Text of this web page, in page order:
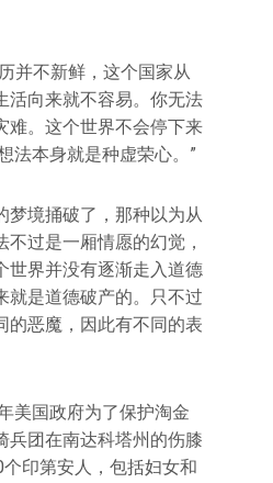
并不新鲜，这个国家从
活向来就不容易。你无法
难。这个世界不会停下来
法本身就是种虚荣心。”
梦境捅破了，那种以为从
过是一厢情愿的幻觉，
世界并没有逐渐走入道德
就是道德破产的。只不过
的恶魔，因此有不同的表
美国政府为了保护淘金
兵团在南达科塔州的伤膝
印第安人，包括妇女和